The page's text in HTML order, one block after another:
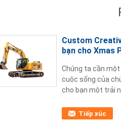
Custom
bạn cho Xmas
Tiếp xúc
Chúng ta cần
cuộc sống của
cho bạn một trải